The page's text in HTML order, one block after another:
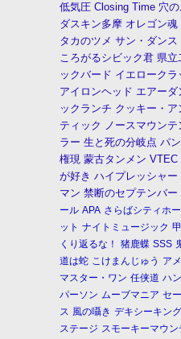
低気圧 Closing Time 穴
ダスキン多摩 オレゴン魂
タカのツメ サン・ダンス
ころがるシビック君 県立
ックバード イエロークラ
アイロンヘッド エアーダ
ックランチ クッキー・
ティック ノースマウンテ
ラー 生と死の分岐点 パ
権現 蒙古タンメン VTEC
が好き ハイプレッシャー
マン 禁断のセプテンバー
ール APA さらばシティホ
ット ナイトミュージック
くり返るな！
猪鹿蝶 SSS
道は蛇 こけまんじゅう ア
マスター・ワン 任侠道 ハ
パーソン ムーブマニア セ
ス 風の囁き デキシーキング
ステージ スモーキーマウン